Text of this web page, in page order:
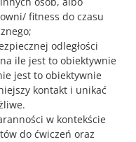
fitness do czasu
odległości
ile jest to obiektywnie
jest to obiektywnie
kontakt i unikać
w kontekście
do ćwiczeń oraz